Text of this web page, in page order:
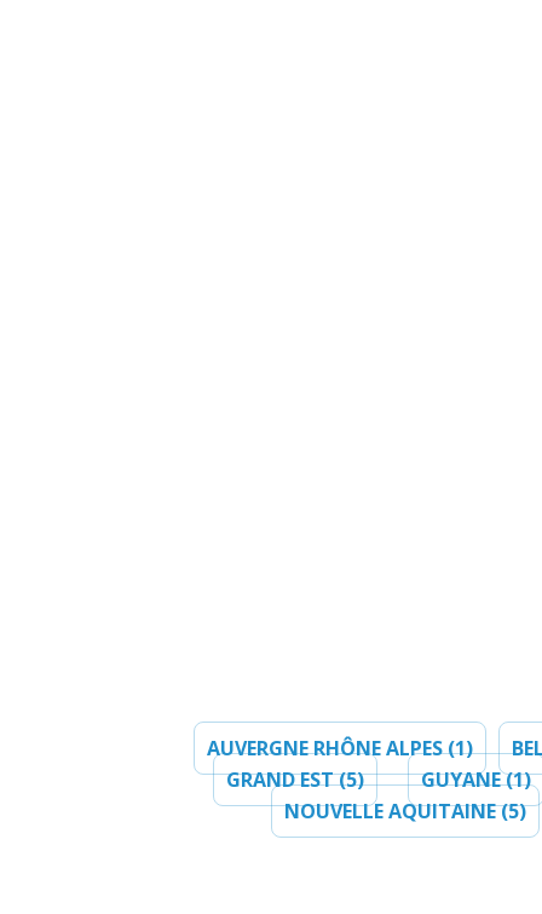
AUVERGNE RHÔNE ALPES (1)
GRAND EST (5)
GUYANE (1)
NOUVELLE AQUITAINE (5)